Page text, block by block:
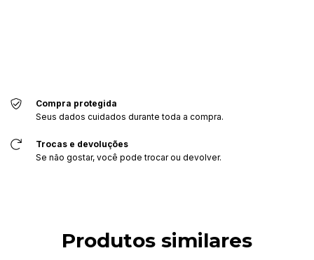
Compra protegida
Seus dados cuidados durante toda a compra.
Trocas e devoluções
Se não gostar, você pode trocar ou devolver.
Produtos similares